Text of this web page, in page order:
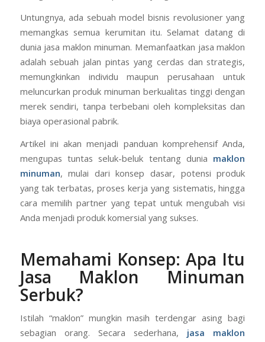
lahan, bangunan, mesin-mesin canggih, rekrutmen
tenaga ahli, dan labirin perizinan yang rumit.
Untungnya, ada sebuah model bisnis revolusioner yang
memangkas semua kerumitan itu. Selamat datang di
dunia jasa maklon minuman. Memanfaatkan jasa maklon
adalah sebuah jalan pintas yang cerdas dan strategis,
memungkinkan individu maupun perusahaan untuk
meluncurkan produk minuman berkualitas tinggi dengan
merek sendiri, tanpa terbebani oleh kompleksitas dan
biaya operasional pabrik.
Artikel ini akan menjadi panduan komprehensif Anda,
mengupas tuntas seluk-beluk tentang duniamaklon
minuman, mulai dari konsep dasar, potensi produk
yang tak terbatas, proses kerja yang sistematis, hingga
Anda menjadi produk komersial yang sukses.
Memahami Konsep: Apa Itu
Jasa Maklon Minuman
Serbuk?